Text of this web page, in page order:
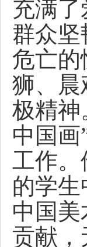
充满
群众
危亡的
狮、晨
极精神
中国画
工作。
的学
中国
贡献，